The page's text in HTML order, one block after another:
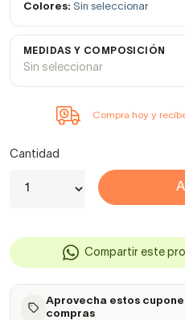
Colores: Sin seleccionar
MEDIDAS Y COMPOSICIÓN
Sin seleccionar
Compra hoy y
Cantidad
Compartir este
Aprovecha estos
compras